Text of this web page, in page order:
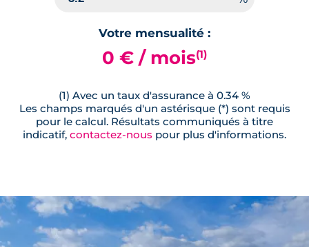
Votre mensualité :
0 € / mois(1)
(1) Avec un taux d'assurance à 0.34 %
Les champs marqués d'un astérisque (*) sont requis
pour le calcul. Résultats communiqués à titre
indicatif, contactez-nous pour plus d'informations.